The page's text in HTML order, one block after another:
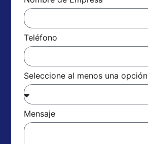
Teléfono
Seleccione al menos una opción
Mensaje